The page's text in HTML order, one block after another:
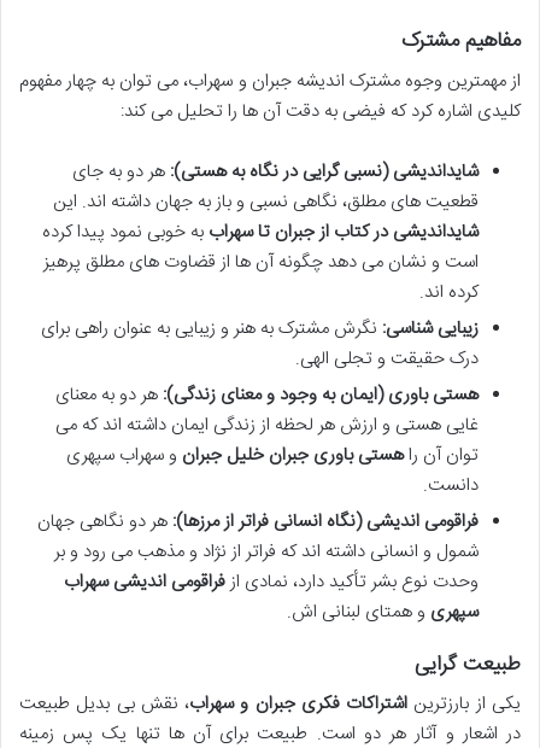
مفاهیم مشترک
از مهمترین وجوه مشترک اندیشه جبران و سهراب، می توان به چهار مفهوم
کلیدی اشاره کرد که فیضی به دقت آن ها را تحلیل می کند:
شایداندیشی (نسبی گرایی در نگاه به هستی): هر دو به جای
قطعیت های مطلق، نگاهی نسبی و باز به جهان داشته اند. این
شایداندیشی در کتاب از جبران تا سهراب به خوبی نمود پیدا کرده
است و نشان می دهد چگونه آن ها از قضاوت های مطلق پرهیز
کرده اند.
زیبایی شناسی: نگرش مشترک به هنر و زیبایی به عنوان راهی برای
درک حقیقت و تجلی الهی.
هستی باوری (ایمان به وجود و معنای زندگی): هر دو به معنای
غایی هستی و ارزش هر لحظه از زندگی ایمان داشته اند که می
توان آن راهستی باوری جبران خلیل جبران و سهراب سپهری
دانست.
فراقومی اندیشی (نگاه انسانی فراتر از مرزها): هر دو نگاهی جهان
شمول و انسانی داشته اند که فراتر از نژاد و مذهب می رود و بر
وحدت نوع بشر تأکید دارد، نمادی ازفراقومی اندیشی سهراب
سپهری و همتای لبنانی اش.
طبیعت گرایی
یکی از بارزترین اشتراکات فکری جبران و سهراب، نقش بی بدیل طبیعت
در اشعار و آثار هر دو است. طبیعت برای آن ها تنها یک پس زمینه